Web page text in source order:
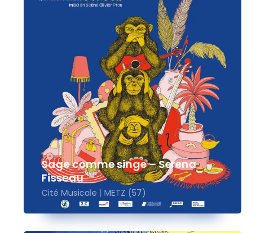
Sage comme singe – Serena
Fisseau
Cité Musicale | METZ (57)